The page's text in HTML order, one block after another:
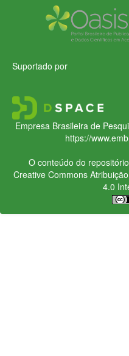
Suportado por
Empresa Brasileira de
https://
O conteúdo do
Creative Commons
4.0